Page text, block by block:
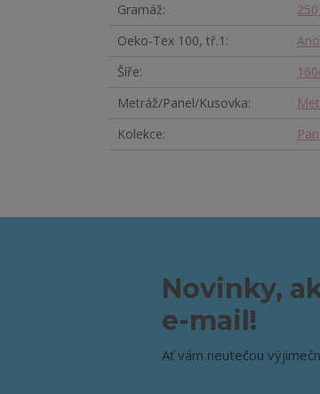
Gramáž
Oeko-Tex 100, tř.1
Ano
Šíře
Metráž/Panel/Kusovka
Kolekce
Novinky,
e-mail!
Ať vám neutečou